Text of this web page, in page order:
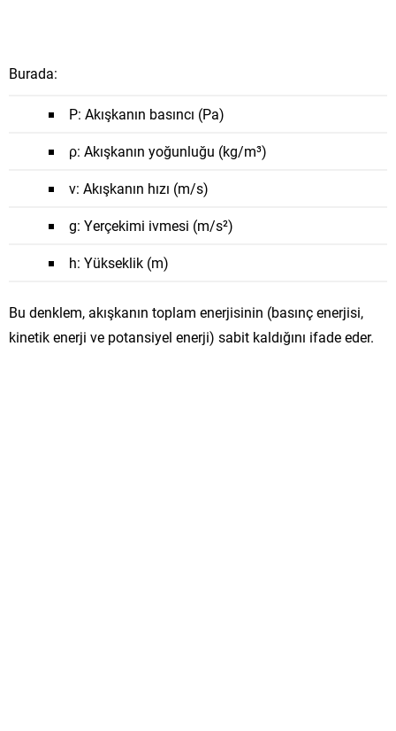
Burada:
P: Akışkanın basıncı (Pa)
ρ: Akışkanın yoğunluğu (kg/m³)
v: Akışkanın hızı (m/s)
g: Yerçekimi ivmesi (m/s²)
h: Yükseklik (m)
Bu denklem, akışkanın toplam enerjisinin (basınç enerjisi,
kinetik enerji ve potansiyel enerji) sabit kaldığını ifade eder.